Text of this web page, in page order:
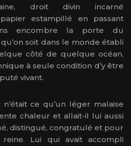
droit divin incarné
estampillé en passant
encombre la porte du
soit dans le monde établi
côté de quelque océan,
à seule condition d’y être
vivant.
ce qu’un léger malaise
chaleur et allait-il lui aussi
distingué, congratulé et pour
Lui qui avait accompli